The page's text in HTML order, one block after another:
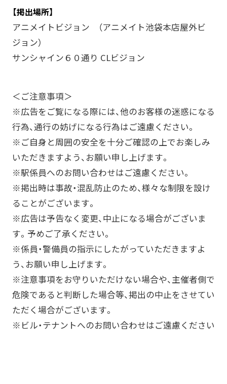
【掲出場所】
アニメイトビジョン （アニメイト池袋本店屋外ビ
ジョン）
サンシャイン６０通り CLビジョン
＜ご注意事項＞
※広告をご覧になる際には、他のお客様の迷惑になる
行為、通行の妨げになる行為はご遠慮ください。
※ご自身と周囲の安全を十分ご確認の上でお楽しみ
いただきますよう、お願い申し上げます。
※駅係員へのお問い合わせはご遠慮ください。
※掲出時は事故・混乱防止のため、様々な制限を設け
ることがございます。
※広告は予告なく変更、中止になる場合がございま
す。予めご了承ください。
※係員・警備員の指示にしたがっていただきますよ
う、お願い申し上げます。
※注意事項をお守りいただけない場合や、主催者側で
危険であると判断した場合等、掲出の中止をさせてい
ただく場合がございます。
※ビル・テナントへのお問い合わせはご遠慮ください